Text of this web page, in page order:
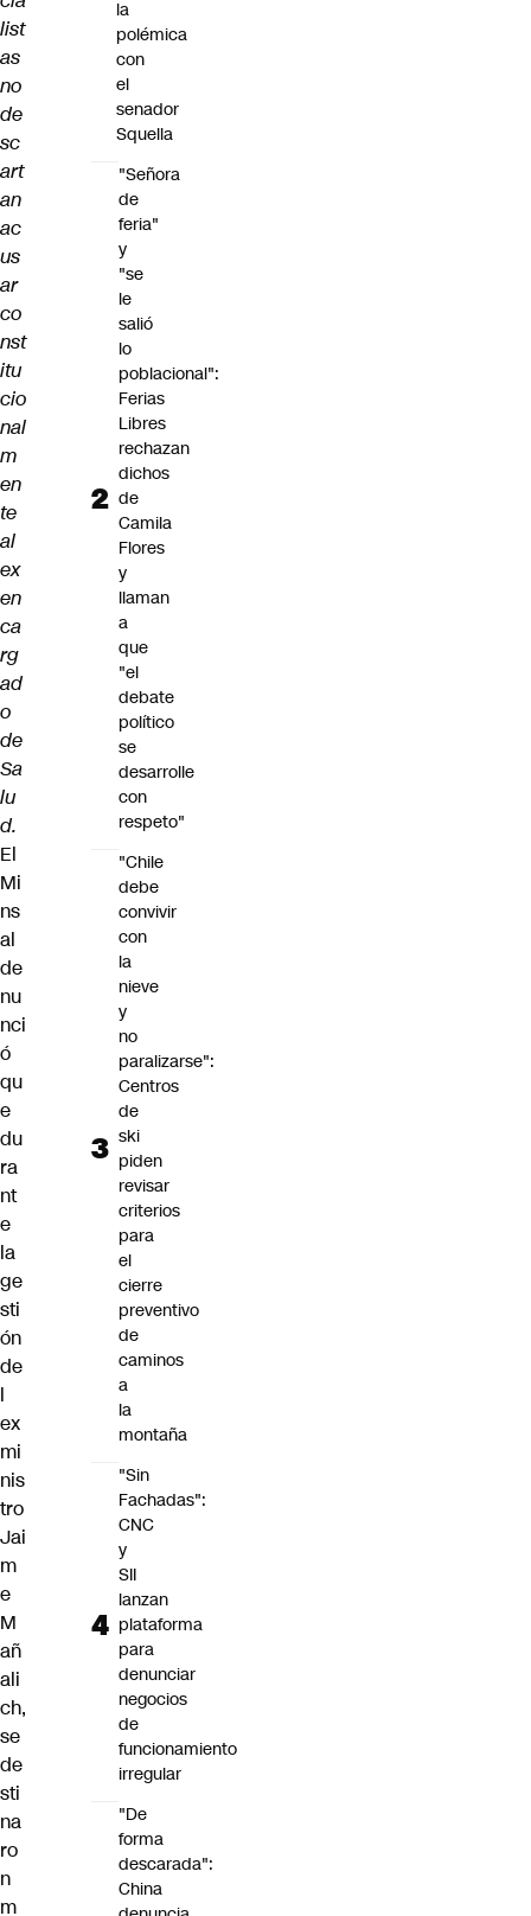
list
as
no
de
sc
art
an
ac
us
ar
co
nst
itu
cio
nal
m
en
te
al
ex
en
ca
rg
ad
o
de
Sa
lu
d.
El
Mi
ns
al
de
nu
nci
ó
qu
e
du
ra
nt
e
la
ge
sti
ón
de
l
ex
mi
nis
tro
Jai
m
e
M
añ
ali
ch,
se
de
sti
na
ro
n
m
la
polémica
con
el
senador
Squella
"Señora
de
feria"
y
"se
le
salió
lo
poblacional":
Ferias
Libres
rechazan
dichos
de
Camila
Flores
y
llaman
a
que
"el
debate
político
se
desarrolle
con
respeto"
"Chile
debe
convivir
con
la
nieve
y
no
paralizarse":
Centros
de
ski
piden
revisar
criterios
para
el
cierre
preventivo
de
caminos
a
la
montaña
"Sin
Fachadas":
CNC
y
SII
lanzan
plataforma
para
denunciar
negocios
de
funcionamiento
irregular
"De
forma
descarada":
China